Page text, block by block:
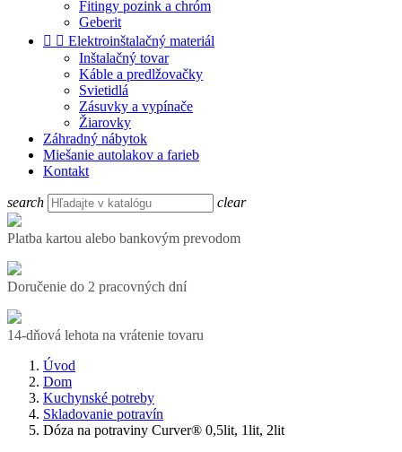
Fitingy pozink a chróm
Geberit
  Elektroinštalačný materiál
Inštalačný tovar
Káble a predlžovačky
Svietidlá
Zásuvky a vypínače
Žiarovky
Záhradný nábytok
Miešanie autolakov a farieb
Kontakt
search clear
Platba kartou alebo bankovým prevodom
Doručenie do 2 pracovných dní
14-dňová lehota na vrátenie tovaru
Úvod
Dom
Kuchynské potreby
Skladovanie potravín
Dóza na potraviny Curver® 0,5lit, 1lit, 2lit